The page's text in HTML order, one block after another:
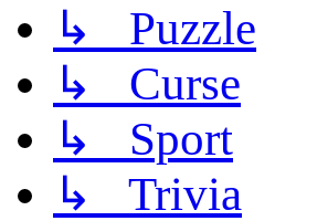
↳ Puzzle
↳ Curse
↳ Sport
↳ Trivia